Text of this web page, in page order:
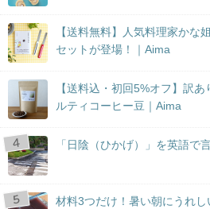
【送料無料】人気料理家かな
セットが登場！｜Aima
【送料込・初回5%オフ】訳
ルティコーヒー豆｜Aima
「日陰（ひかげ）」を英語で
材料3つだけ！暑い朝にうれ